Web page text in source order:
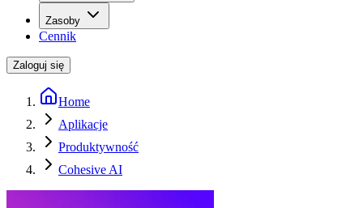
Zasoby
Cennik
Zaloguj się
Home
Aplikacje
Produktywność
Cohesive AI